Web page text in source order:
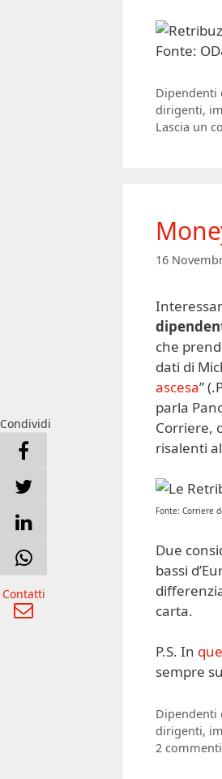
Fonte:
Categorie
Dipendenti
Tag
dirigenti,
Lascia un
16
che
dati di
ascesa”
parla
Corriere,
risalenti
Fonte: Corriere
Due
bassi
carta.
P.S. In
sempre
Categorie
Dipendenti
Tag
dirigenti,
2 commenti
Condividi
Contatti